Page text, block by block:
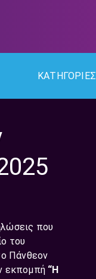
ΚΑΤΗΓΟΡΙΕΣ
που
του
Πάνθεον
εκπομπή “Η